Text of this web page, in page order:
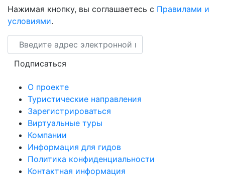
Нажимая кнопку, вы соглашаетесь с Правилами и
условиями.
Email
Подписаться
О проекте
Туристические направления
Зарегистрироваться
Виртуальные туры
Компании
Информация для гидов
Политика конфиденциальности
Контактная информация